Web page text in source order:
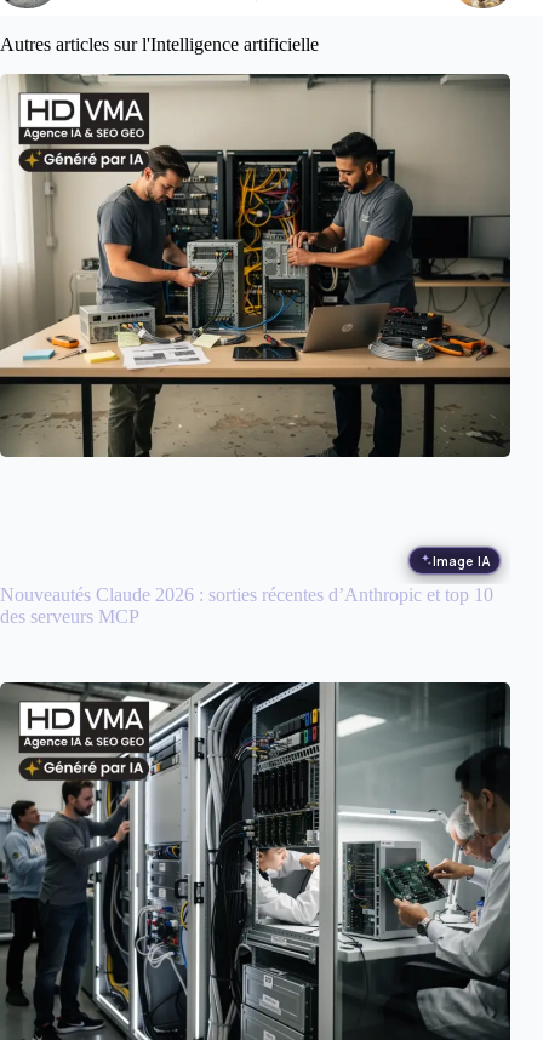
Autres articles sur l'Intelligence artificielle
Image IA
Nouveautés Claude 2026 : sorties récentes d’Anthropic et top 10
des serveurs MCP